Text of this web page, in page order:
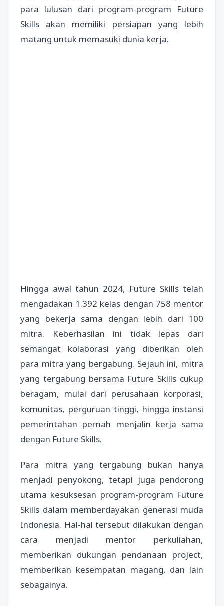
para lulusan dari program-program Future
Skills akan memiliki persiapan yang lebih
matang untuk memasuki dunia kerja.
Hingga awal tahun 2024, Future Skills telah
mengadakan 1.392 kelas dengan 758 mentor
yang bekerja sama dengan lebih dari 100
mitra. Keberhasilan ini tidak lepas dari
semangat kolaborasi yang diberikan oleh
para mitra yang bergabung. Sejauh ini, mitra
yang tergabung bersama Future Skills cukup
beragam, mulai dari perusahaan korporasi,
komunitas, perguruan tinggi, hingga instansi
pemerintahan pernah menjalin kerja sama
dengan Future Skills.
Para mitra yang tergabung bukan hanya
menjadi penyokong, tetapi juga pendorong
utama kesuksesan program-program Future
Skills dalam memberdayakan generasi muda
Indonesia. Hal-hal tersebut dilakukan dengan
cara menjadi mentor perkuliahan,
memberikan dukungan pendanaan project,
memberikan kesempatan magang, dan lain
sebagainya.